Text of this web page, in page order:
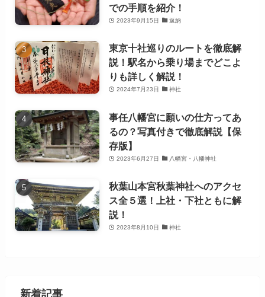
での手順を紹介！
2023年9月15日 返納
東京十社巡りのルートを徹底解
説！駅名から乗り場までどこよ
りも詳しく解説！
2024年7月23日 神社
事任八幡宮に願いの仕方ってあ
るの？写真付きで徹底解説【保
存版】
2023年6月27日 八幡宮・八幡神社
秋葉山本宮秋葉神社へのアクセ
ス全５選！上社・下社ともに解
説！
2023年8月10日 神社
新着記事